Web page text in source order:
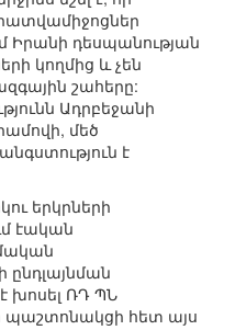
Իրանի դեսպանության
կողմից և չեն
շահերը:
Ադրբեջանի
մեծ
է
երկրների
էական
ընդլայնման
խոսել ՌԴ ՊՆ
պաշտոնակցի հետ այս